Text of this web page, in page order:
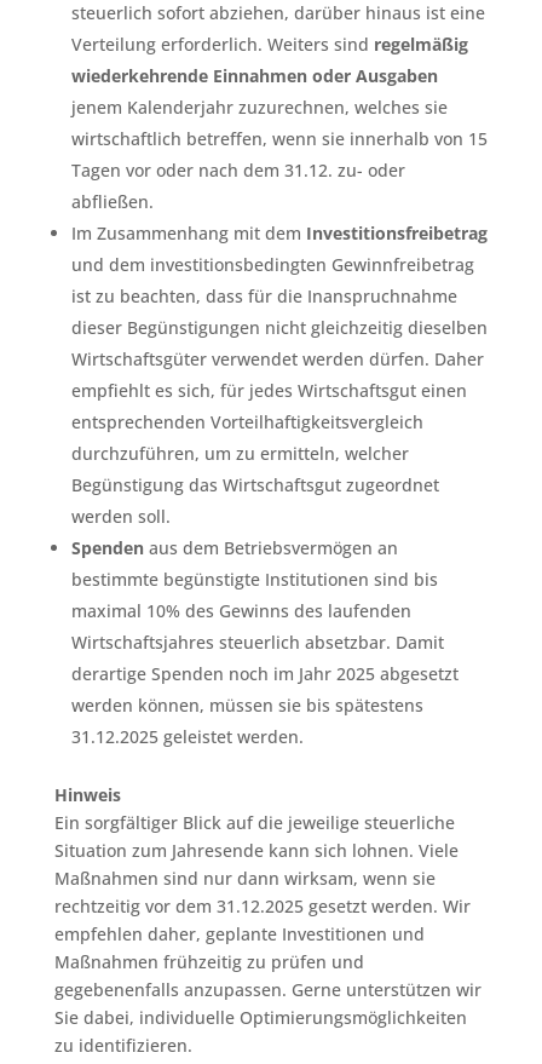
steuerlich sofort abziehen, darüber hinaus ist eine
Verteilung erforderlich. Weiters sind regelmäßig
wiederkehrende Einnahmen oder Ausgaben
jenem Kalenderjahr zuzurechnen, welches sie
wirtschaftlich betreffen, wenn sie innerhalb von 15
Tagen vor oder nach dem 31.12. zu- oder
abfließen.
Im Zusammenhang mit dem Investitionsfreibetrag
und dem investitionsbedingten Gewinnfreibetrag
ist zu beachten, dass für die Inanspruchnahme
dieser Begünstigungen nicht gleichzeitig dieselben
Wirtschaftsgüter verwendet werden dürfen. Daher
empfiehlt es sich, für jedes Wirtschaftsgut einen
entsprechenden Vorteilhaftigkeitsvergleich
durchzuführen, um zu ermitteln, welcher
Begünstigung das Wirtschaftsgut zugeordnet
werden soll.
Spendenaus dem Betriebsvermögen an
bestimmte begünstigte Institutionen sind bis
maximal 10% des Gewinns des laufenden
Wirtschaftsjahres steuerlich absetzbar. Damit
derartige Spenden noch im Jahr 2025 abgesetzt
werden können, müssen sie bis spätestens
31.12.2025 geleistet werden.
Hinweis
Ein sorgfältiger Blick auf die jeweilige steuerliche
Situation zum Jahresende kann sich lohnen. Viele
Maßnahmen sind nur dann wirksam, wenn sie
rechtzeitig vor dem 31.12.2025 gesetzt werden. Wir
empfehlen daher, geplante Investitionen und
Maßnahmen frühzeitig zu prüfen und
gegebenenfalls anzupassen. Gerne unterstützen wir
Sie dabei, individuelle Optimierungsmöglichkeiten
zu identifizieren.